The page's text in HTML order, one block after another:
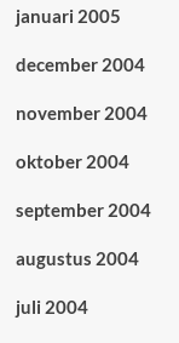
januari 2005
december 2004
november 2004
oktober 2004
september 2004
augustus 2004
juli 2004